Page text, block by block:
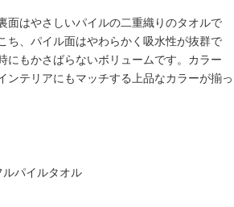
面はやさしいパイルの二重織りのタオルで
ち、パイル面はやわらかく吸水性が抜群で
にもかさばらないボリュームです。カラー
ンテリアにもマッチする上品なカラーが揃っ